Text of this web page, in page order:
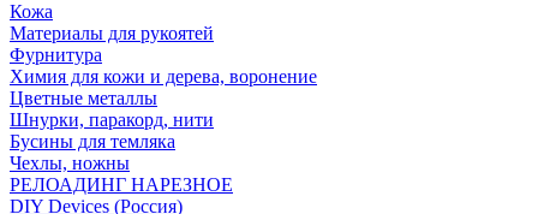
Кожа
Материалы для рукоятей
Фурнитура
Химия для кожи и дерева, воронение
Цветные металлы
Шнурки, паракорд, нити
Бусины для темляка
Чехлы, ножны
РЕЛОАДИНГ НАРЕЗНОЕ
DIY Devices (Россия)